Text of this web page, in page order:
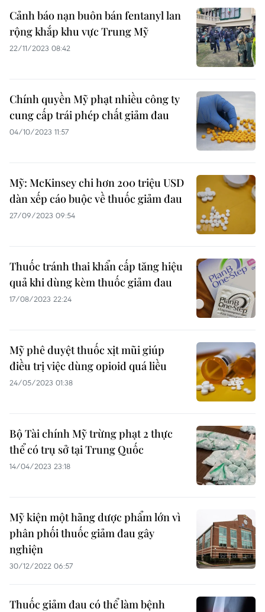
Cảnh báo nạn buôn bán fentanyl lan
rộng khắp khu vực Trung Mỹ
22/11/2023 08:42
Chính quyền Mỹ phạt nhiều công ty
cung cấp trái phép chất giảm đau
04/10/2023 11:57
Mỹ: McKinsey chi hơn 200 triệu USD
dàn xếp cáo buộc về thuốc giảm đau
27/09/2023 09:54
Thuốc tránh thai khẩn cấp tăng hiệu
quả khi dùng kèm thuốc giảm đau
17/08/2023 22:24
Mỹ phê duyệt thuốc xịt mũi giúp
điều trị việc dùng opioid quá liều
24/05/2023 01:38
Bộ Tài chính Mỹ trừng phạt 2 thực
thể có trụ sở tại Trung Quốc
14/04/2023 23:18
Mỹ kiện một hãng dược phẩm lớn vì
phân phối thuốc giảm đau gây
nghiện
30/12/2022 06:57
Thuốc giảm đau có thể làm bệnh